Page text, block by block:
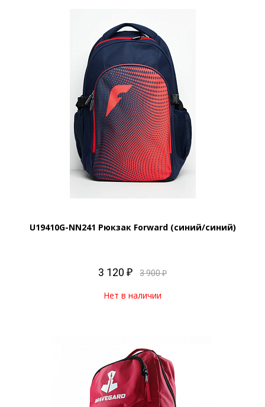
U19410G-NN241 Рюкзак Forward (синий/синий)
3 120 ₽ 3 900 ₽
Нет в наличии